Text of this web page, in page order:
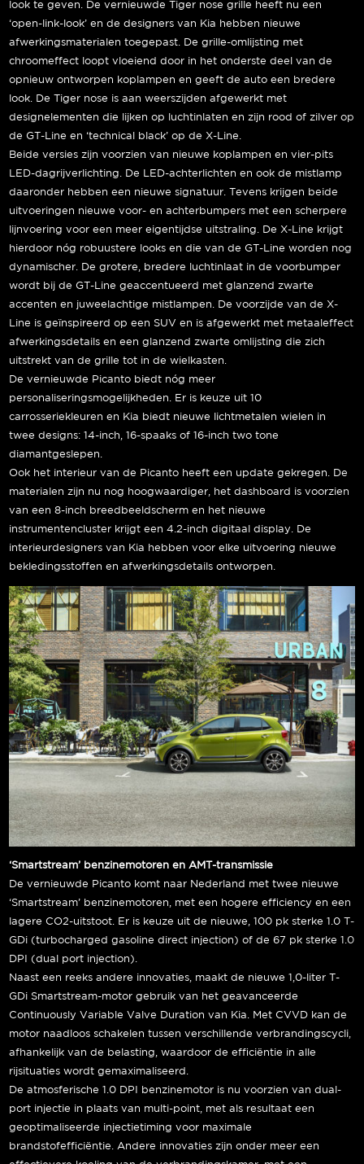
look te geven. De vernieuwde Tiger nose grille heeft nu een
‘open-link-look’ en de designers van Kia hebben nieuwe
afwerkingsmaterialen toegepast. De grille-omlijsting met
chroomeffect loopt vloeiend door in het onderste deel van de
opnieuw ontworpen koplampen en geeft de auto een bredere
look. De Tiger nose is aan weerszijden afgewerkt met
designelementen die lijken op luchtinlaten en zijn rood of zilver op
de GT-Line en ‘technical black’ op de X-Line.
Beide versies zijn voorzien van nieuwe koplampen en vier-pits
LED-dagrijverlichting. De LED-achterlichten en ook de mistlamp
daaronder hebben een nieuwe signatuur. Tevens krijgen beide
uitvoeringen nieuwe voor- en achterbumpers met een scherpere
lijnvoering voor een meer eigentijdse uitstraling. De X-Line krijgt
hierdoor nóg robuustere looks en die van de GT-Line worden nog
dynamischer. De grotere, bredere luchtinlaat in de voorbumper
wordt bij de GT-Line geaccentueerd met glanzend zwarte
accenten en juweelachtige mistlampen. De voorzijde van de X-
Line is geïnspireerd op een SUV en is afgewerkt met metaaleffect
afwerkingsdetails en een glanzend zwarte omlijsting die zich
uitstrekt van de grille tot in de wielkasten.
De vernieuwde Picanto biedt nóg meer
personaliseringsmogelijkheden. Er is keuze uit 10
carrosseriekleuren en Kia biedt nieuwe lichtmetalen wielen in
twee designs: 14-inch, 16-spaaks of 16-inch two tone
diamantgeslepen.
Ook het interieur van de Picanto heeft een update gekregen. De
materialen zijn nu nog hoogwaardiger, het dashboard is voorzien
van een 8-inch breedbeeldscherm en het nieuwe
instrumentencluster krijgt een 4.2-inch digitaal display. De
interieurdesigners van Kia hebben voor elke uitvoering nieuwe
bekledingsstoffen en afwerkingsdetails ontworpen.
‘Smartstream’ benzinemotoren en AMT-transmissie
De vernieuwde Picanto komt naar Nederland met twee nieuwe
‘Smartstream’ benzinemotoren, met een hogere efficiency en een
lagere CO2-uitstoot. Er is keuze uit de nieuwe, 100 pk sterke 1.0 T-
GDi (turbocharged gasoline direct injection) of de 67 pk sterke 1.0
DPI (dual port injection).
Naast een reeks andere innovaties, maakt de nieuwe 1,0-liter T-
GDi Smartstream-motor gebruik van het geavanceerde
Continuously Variable Valve Duration van Kia. Met CVVD kan de
motor naadloos schakelen tussen verschillende verbrandingscycli,
afhankelijk van de belasting, waardoor de efficiëntie in alle
rijsituaties wordt gemaximaliseerd.
De atmosferische 1.0 DPI benzinemotor is nu voorzien van dual-
port injectie in plaats van multi-point, met als resultaat een
geoptimaliseerde injectietiming voor maximale
brandstofefficiëntie. Andere innovaties zijn onder meer een